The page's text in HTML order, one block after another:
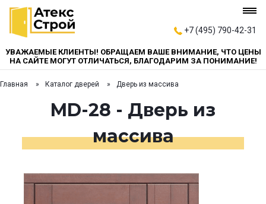
+7 (495) 790-42-31
УВАЖАЕМЫЕ КЛИЕНТЫ! ОБРАЩАЕМ ВАШЕ ВНИМАНИЕ, ЧТО ЦЕНЫ
НА САЙТЕ МОГУТ ОТЛИЧАТЬСЯ, БЛАГОДАРИМ ЗА ПОНИМАНИЕ!
Главная Каталог дверей Дверь из массива
MD-28 - Дверь из
массива